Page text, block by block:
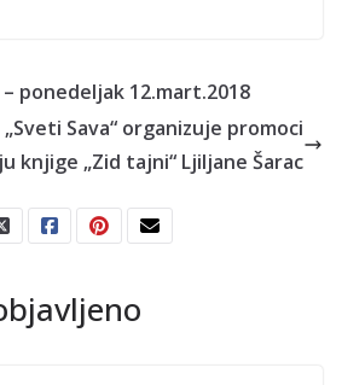
ponedeljak 12.mart.2018
Sava“ organizuje promoci
ju knjige „Zid tajni“ Ljiljane Šarac